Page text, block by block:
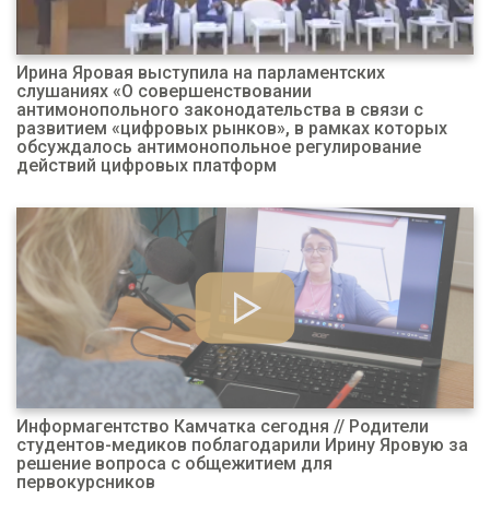
Ирина Яровая выступила на парламентских
слушаниях «О совершенствовании
антимонопольного законодательства в связи с
развитием «цифровых рынков», в рамках которых
обсуждалось антимонопольное регулирование
действий цифровых платформ
Информагентство Камчатка сегодня // Родители
студентов-медиков поблагодарили Ирину Яровую за
решение вопроса с общежитием для
первокурсников